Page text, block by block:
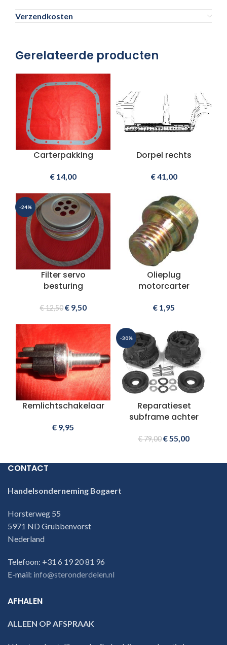
Verzendkosten
Gerelateerde producten
Carterpakking
€14,00
Dorpel rechts
€41,00
-24%
Filter servo
besturing
€12,50 €9,50
Olieplug
motorcarter
€ 1,95
Remlichtschakelaar
€ 9,95
-30%
Reparatieset
subframe achter
€79,00€55,00
CONTACT
Handelsonderneming Bogaert
Horsterweg 55
5971 ND Grubbenvorst
Nederland
Telefoon: +31 6 19 20 81 96
E-mail: info@steronderdelen.nl
AFHALEN
ALLEEN OP AFSPRAAK